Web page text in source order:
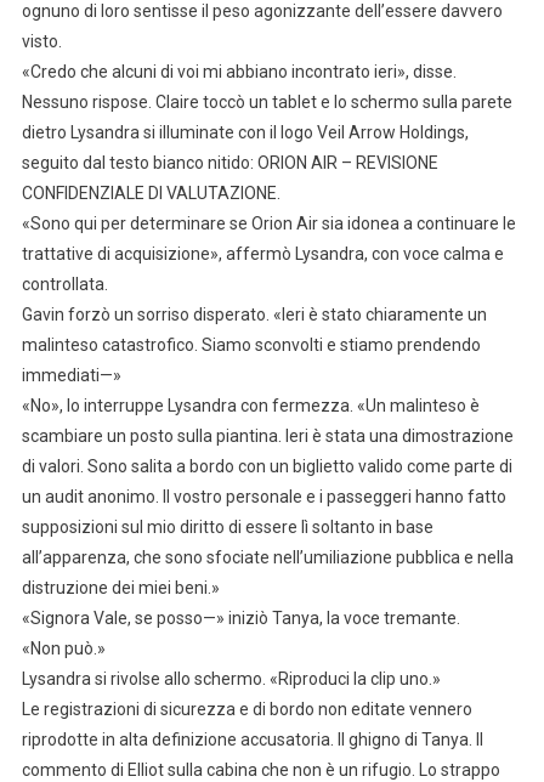
ognuno di loro sentisse il peso agonizzante dell’essere davvero
visto.
«Credo che alcuni di voi mi abbiano incontrato ieri», disse.
Nessuno rispose. Claire toccò un tablet e lo schermo sulla parete
dietro Lysandra si illuminate con il logo Veil Arrow Holdings,
seguito dal testo bianco nitido: ORION AIR – REVISIONE
CONFIDENZIALE DI VALUTAZIONE.
«Sono qui per determinare se Orion Air sia idonea a continuare le
trattative di acquisizione», affermò Lysandra, con voce calma e
controllata.
Gavin forzò un sorriso disperato. «Ieri è stato chiaramente un
malinteso catastrofico. Siamo sconvolti e stiamo prendendo
immediati—»
«No», lo interruppe Lysandra con fermezza. «Un malinteso è
scambiare un posto sulla piantina. Ieri è stata una dimostrazione
di valori. Sono salita a bordo con un biglietto valido come parte di
un audit anonimo. Il vostro personale e i passeggeri hanno fatto
supposizioni sul mio diritto di essere lì soltanto in base
all’apparenza, che sono sfociate nell’umiliazione pubblica e nella
distruzione dei miei beni.»
«Signora Vale, se posso—» iniziò Tanya, la voce tremante.
«Non può.»
Lysandra si rivolse allo schermo. «Riproduci la clip uno.»
Le registrazioni di sicurezza e di bordo non editate vennero
riprodotte in alta definizione accusatoria. Il ghigno di Tanya. Il
commento di Elliot sulla cabina che non è un rifugio. Lo strappo